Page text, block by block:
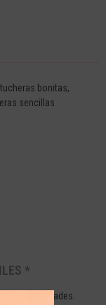
bonitas,
sencillas
*
a otras ciudades.